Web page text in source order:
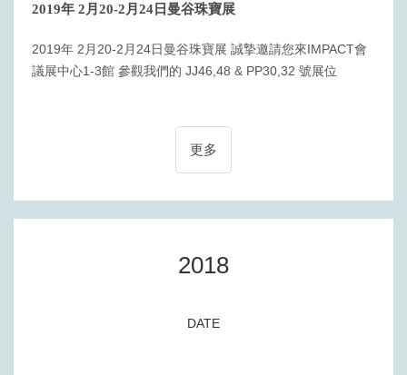
2019年 2月20-2月24日曼谷珠寶展
2019年 2月20-2月24日曼谷珠寶展 誠摯邀請您來IMPACT會
議展中心1-3館 參觀我們的 JJ46,48 & PP30,32 號展位
更多
2018
DATE